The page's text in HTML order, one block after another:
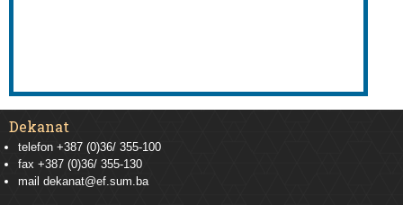
Dekanat
telefon +387 (0)36/ 355-100
fax +387 (0)36/ 355-130
mail dekanat@ef.sum.ba